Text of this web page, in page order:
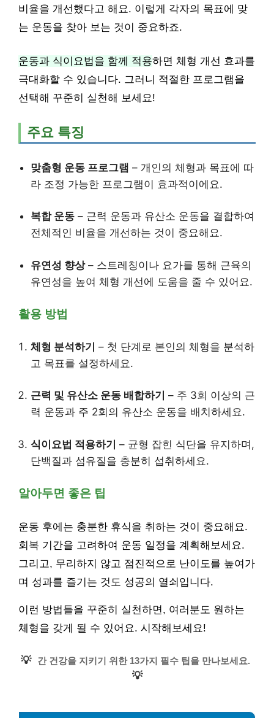
비율을 개선했다고 해요. 이렇게 각자의 목표에 맞
는 운동을 찾아 보는 것이 중요하죠.
운동과 식이요법을 함께 적용하면 체형 개선 효과를
극대화할 수 있습니다. 그러니 적절한 프로그램을
선택해 꾸준히 실천해 보세요!
주요 특징
맞춤형 운동 프로그램 – 개인의 체형과 목표에 따
라 조정 가능한 프로그램이 효과적이에요.
복합 운동 – 근력 운동과 유산소 운동을 결합하여
전체적인 비율을 개선하는 것이 중요해요.
유연성 향상– 스트레칭이나 요가를 통해 근육의
유연성을 높여 체형 개선에 도움을 줄 수 있어요.
활용 방법
체형 분석하기 – 첫 단계로 본인의 체형을 분석하
고 목표를 설정하세요.
근력 및 유산소 운동 배합하기 – 주 3회 이상의 근
력 운동과 주 2회의 유산소 운동을 배치하세요.
식이요법 적용하기 – 균형 잡힌 식단을 유지하며,
단백질과 섬유질을 충분히 섭취하세요.
알아두면 좋은 팁
운동 후에는 충분한 휴식을 취하는 것이 중요해요.
회복 기간을 고려하여 운동 일정을 계획해보세요.
그리고, 무리하지 않고 점진적으로 난이도를 높여가
며 성과를 즐기는 것도 성공의 열쇠입니다.
이런 방법들을 꾸준히 실천하면, 여러분도 원하는
체형을 갖게 될 수 있어요. 시작해보세요!
💡 간 건강을 지키기 위한 13가지 필수 팁을 만나보세요.
💡